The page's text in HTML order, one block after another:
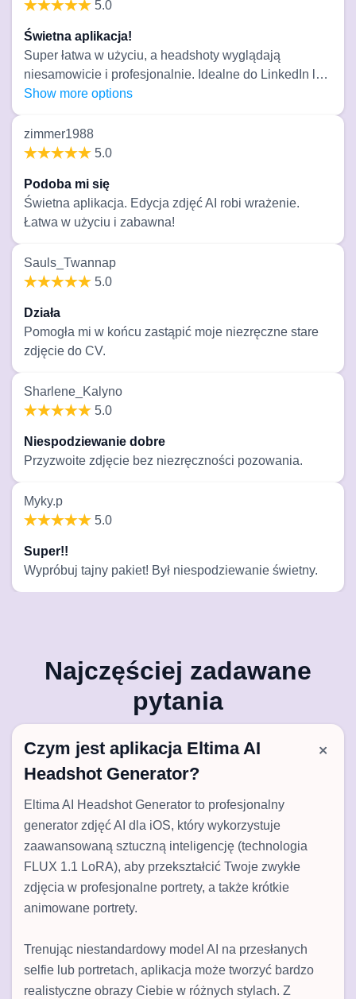
poświęcisz czas na przesłanie wyraźnych, dobrze
identyczne z Twoim prawdziwym wyglądem.
Zdecydowanie polecam, jeśli chcesz wysokiej jakości
AI headshotów!
5.0
Świetna aplikacja!
Super łatwa w użyciu, a headshoty wyglądają
niesamowicie i profesjonalnie. Idealne do LinkedIn lub
CV. Gorąco polecam!
Show more options
zimmer1988
5.0
Podoba mi się
Świetna aplikacja. Edycja zdjęć AI robi wrażenie.
Łatwa w użyciu i zabawna!
Sauls_Twannap
5.0
Działa
Pomogła mi w końcu zastąpić moje niezręczne stare
zdjęcie do CV.
Sharlene_Kalyno
5.0
Niespodziewanie dobre
Przyzwoite zdjęcie bez niezręczności pozowania.
Myky.p
5.0
Super!!
Wypróbuj tajny pakiet! Był niespodziewanie świetny.
Najczęściej zadawane
pytania
Czym jest aplikacja Eltima AI
Headshot Generator?
Eltima AI Headshot Generator to profesjonalny
generator zdjęć AI dla iOS, który wykorzystuje
zaawansowaną sztuczną inteligencję (technologia
FLUX 1.1 LoRA), aby przekształcić Twoje zwykłe
zdjęcia w profesjonalne portrety, a także krótkie
animowane portrety.
Trenując niestandardowy model AI na przesłanych
selfie lub portretach, aplikacja może tworzyć bardzo
realistyczne obrazy Ciebie w różnych stylach. Z